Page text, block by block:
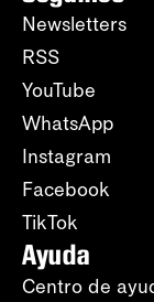
Newsletters
RSS
YouTube
WhatsApp
Instagram
Facebook
TikTok
Ayuda
Centro de